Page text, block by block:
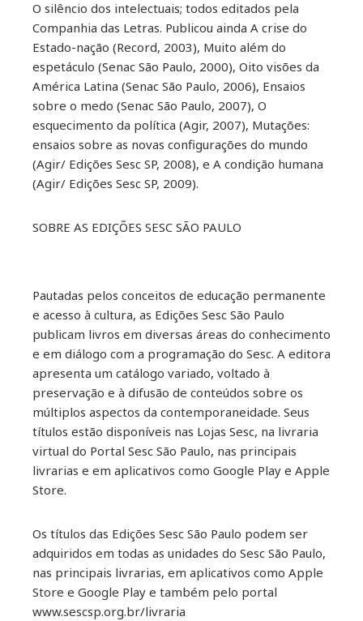
O silêncio dos intelectuais; todos editados pela
Companhia das Letras. Publicou ainda A crise do
Estado-nação (Record, 2003), Muito além do
espetáculo (Senac São Paulo, 2000), Oito visões da
América Latina (Senac São Paulo, 2006), Ensaios
sobre o medo (Senac São Paulo, 2007), O
esquecimento da política (Agir, 2007), Mutações:
ensaios sobre as novas configurações do mundo
(Agir/ Edições Sesc SP, 2008), e A condição humana
(Agir/ Edições Sesc SP, 2009).
SOBRE AS EDIÇÕES SESC SÃO PAULO
Pautadas pelos conceitos de educação permanente
e acesso à cultura, as Edições Sesc São Paulo
publicam livros em diversas áreas do conhecimento
e em diálogo com a programação do Sesc. A editora
apresenta um catálogo variado, voltado à
preservação e à difusão de conteúdos sobre os
múltiplos aspectos da contemporaneidade. Seus
títulos estão disponíveis nas Lojas Sesc, na livraria
virtual do Portal Sesc São Paulo, nas principais
livrarias e em aplicativos como Google Play e Apple
Store.
Os títulos das Edições Sesc São Paulo podem ser
adquiridos em todas as unidades do Sesc São Paulo,
nas principais livrarias, em aplicativos como Apple
Store e Google Play e também pelo portal
www.sescsp.org.br/livraria